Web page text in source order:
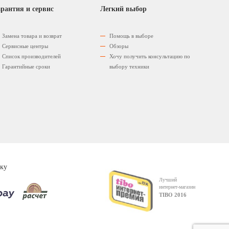
и сервис
Замена товара и возврат
Сервисные центры
Список производителей
Гарантийные сроки
Легкий выбор
Помощь в выборе
Обзоры
Хочу получить консультацию по
выбору техники
Лучший
интернет-магазин
TIBO 2016